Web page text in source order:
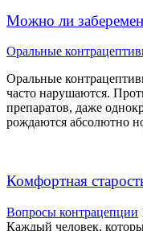
Можно ли
Оральные
Оральные
часто нарушаются.
препаратов, даже
рождаются абсолютно
Комфортная
Вопросы контрацепции
Каждый человек,